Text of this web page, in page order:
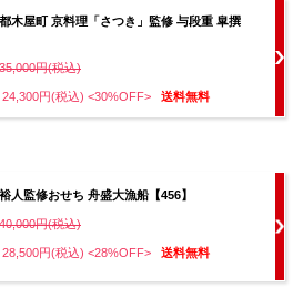
木屋町 京料理「さつき」監修 与段重 皐撰
35,000円(税込)
円(税込) <30%OFF> 送料無料
人監修おせち 舟盛大漁船【456】
40,000円(税込)
円(税込) <28%OFF> 送料無料